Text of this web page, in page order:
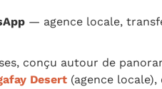
— agence locale,
conçu autour de
Desert (agence